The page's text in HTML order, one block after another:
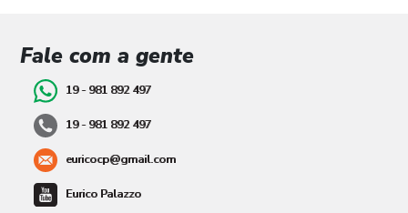
Fale com a gente
19 - 981 892 497
19 - 981 892 497
euricocp@gmail.com
Eurico Palazzo